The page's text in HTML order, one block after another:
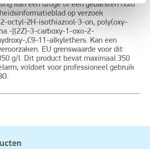
kan een droge of een gebarsten huid
op verzoek
octyl-2H-isothiazool-3-on, poly(oxy-
[(2Z)-3-carboxy-1-oxo-2-
,C9-11-alkylethers. Kan een
EU grenswaarde voor dit
g/l. Dit product bevat maximaal 350
voldoet voor professioneel gebruik